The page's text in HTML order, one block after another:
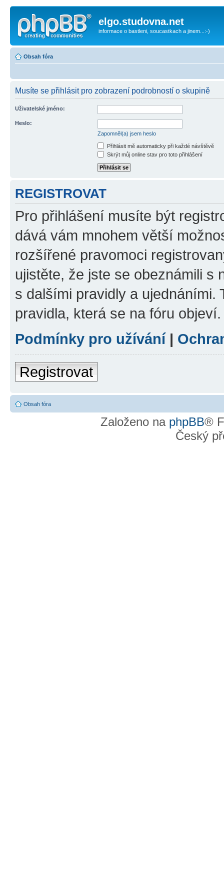
elgo.studovna.net
informace o bastleni, soucastkach a jinem...:-)
Obsah fóra
Musíte se přihlásit pro zobrazení podrobností o skupině
Uživatelské jméno:
Heslo:
Zapomněl(a) jsem heslo
Přihlásit mě automaticky při každé návštěvě
Skrýt můj online stav pro toto přihlášení
REGISTROVAT
Pro přihlášení musíte být
dává vám mnohem větší
rozšířené pravomoci
ujistěte, že jste se obeznámili s
s dalšími pravidly a ujednáními.
pravidla, která se na fóru objeví.
Podmínky pro užívání |
Registrovat
Obsah fóra
Založeno na phpBB®
Český